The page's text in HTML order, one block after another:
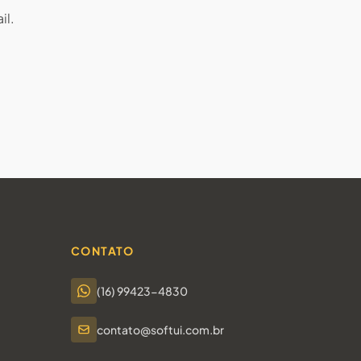
CONTATO
(16) 99423-4830
contato@softui.com.br